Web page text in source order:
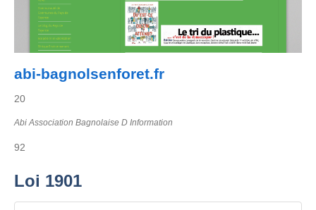
abi-bagnolsenforet.fr
20
Abi Association Bagnolaise D Information
92
Loi 1901